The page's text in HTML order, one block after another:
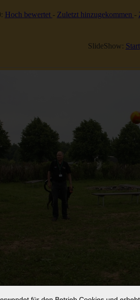
Hoch bewertet - Zuletzt hinzugekommen -
SlideShow: Start